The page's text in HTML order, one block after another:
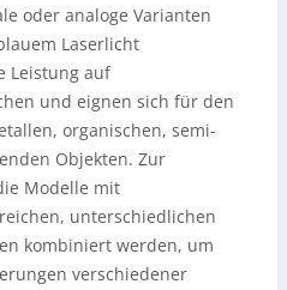
oder analoge Varianten
Laserlicht
Leistung auf
und eignen sich für den
organischen, semi-
Objekten. Zur
Modelle mit
unterschiedlichen
kombiniert werden, um
verschiedener